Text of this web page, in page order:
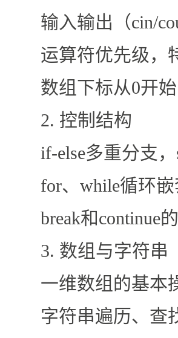
输入输出（cin/
运算符优先级，
数组下标从0开
2. 控制结构
if-else多重分支
for、while循环
break和continue
3. 数组与字符串
一维数组的基本
字符串遍历、查